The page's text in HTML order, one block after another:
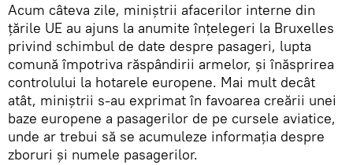
Acum câteva zile, miniștrii afacerilor interne din
țările UE au ajuns la anumite înțelegeri la Bruxelles
privind schimbul de date despre pasageri, lupta
comună împotriva răspândirii armelor, și înăsprirea
controlului la hotarele europene. Mai mult decât
atât, miniștrii s-au exprimat în favoarea creării unei
baze europene a pasagerilor de pe cursele aviatice,
unde ar trebui să se acumuleze informația despre
zboruri și numele pasagerilor.